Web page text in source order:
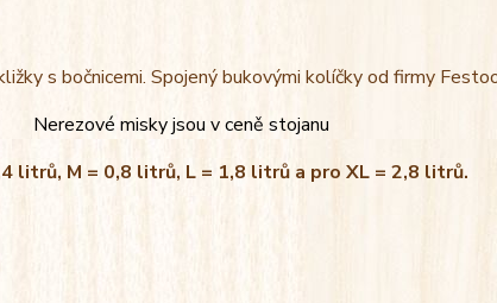
s bočnicemi. Spojený bukovými kolíčky od firmy
Nerezové misky jsou v ceně stojanu
litrů, M = 0,8 litrů, L = 1,8 litrů a pro XL = 2,8 litrů.